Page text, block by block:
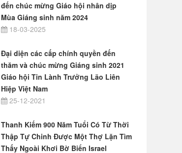
đến chúc mừng Giáo hội nhân dịp
Mùa Giáng sinh năm 2024
18-03-2025
Đại diện các cấp chính quyền đến
thăm và chúc mừng Giáng sinh 2021
Giáo hội Tin Lành Trưởng Lão Liên
Hiệp Việt Nam
25-12-2021
Thanh Kiếm 900 Năm Tuổi Có Từ Thời
Thập Tự Chinh Được Một Thợ Lặn Tìm
Thấy Ngoài Khơi Bờ Biển Israel